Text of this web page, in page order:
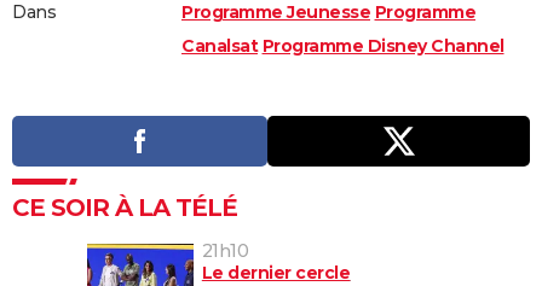
Dans
Programme Jeunesse Programme
Canalsat Programme Disney Channel
CE SOIR À LA TÉLÉ
21h10
Le dernier cercle